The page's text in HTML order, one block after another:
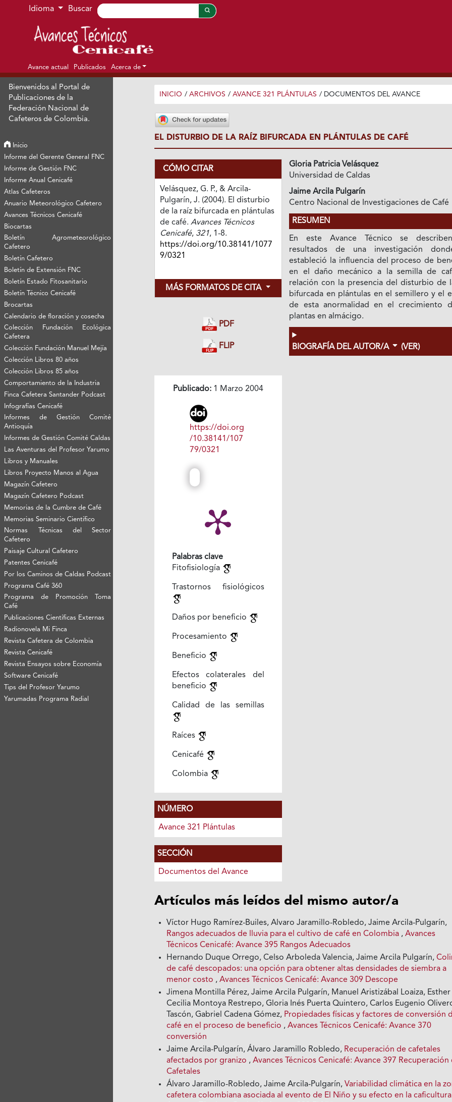
Ir al menú de navegación principal
Ir al contenido principal
Ir al pie de página del sitio
Idioma Buscar
Avance actual Publicados Acerca de
Bienvenidos al Portal de
Publicaciones de la
Federación Nacional de
Cafeteros de Colombia.
Inicio
Informe del Gerente General FNC
Informe de Gestión FNC
Informe Anual Cenicafé
Atlas Cafeteros
Anuario Meteorológico Cafetero
Avances Técnicos Cenicafé
Biocartas
Boletín Agrometeorológico
Cafetero
Boletín Cafetero
Boletín de Extensión FNC
Boletín Estado Fitosanitario
Boletín Técnico Cenicafé
Brocartas
Calendario de floración y cosecha
Colección Fundación Ecológica
Cafetera
Colección Fundación Manuel Mejía
Colección Libros 80 años
Colección Libros 85 años
Comportamiento de la Industria
Finca Cafetera Santander Podcast
Infografías Cenicafé
Informes de Gestión Comité
Antioquía
Informes de Gestión Comité Caldas
Las Aventuras del Profesor Yarumo
Libros y Manuales
Libros Proyecto Manos al Agua
Magazín Cafetero
Magazín Cafetero Podcast
Memorias de la Cumbre de Café
Memorias Seminario Científico
Normas Técnicas del Sector
Cafetero
Paisaje Cultural Cafetero
Patentes Cenicafé
Por los Caminos de Caldas Podcast
Programa Café 360
Programa de Promoción Toma
Café
Publicaciones Científicas Externas
Radionovela Mi Finca
Revista Cafetera de Colombia
Revista Cenicafé
Revista Ensayos sobre Economía
Software Cenicafé
Tips del Profesor Yarumo
Yarumadas Programa Radial
INICIO / ARCHIVOS / AVANCE 321 PLÁNTULAS / DOCUMENTOS DEL AVANCE
EL DISTURBIO DE LA RAÍZ BIFURCADA EN PLÁNTULAS DE CAFÉ
CÓMO CITAR
Velásquez, G. P., & Arcila-
Pulgarín, J. (2004). El disturbio
de la raíz bifurcada en plántulas
de café. Avances Técnicos
Cenicafé, 321, 1-8.
https://doi.org/10.38141/1077
9/0321
MÁS FORMATOS DE CITA
PDF
FLIP
Publicado:1 Marzo 2004
https://doi.org
/10.38141/107
79/0321
Palabras clave
Fitofisiología
Trastornos fisiológicos
Daños por beneficio
Procesamiento
Beneficio
Efectos colaterales del
beneficio
Calidad de las semillas
Raíces
Cenicafé
Colombia
NÚMERO
Avance 321 Plántulas
SECCIÓN
Documentos del Avance
Gloria Patricia Velásquez
Universidad de Caldas
Jaime Arcila Pulgarín
Centro Nacional de Investigaciones de Café
RESUMEN
En este Avance Técnico se
resultados de una investigación
estableció la influencia del proceso de
en el daño mecánico a la semilla de
relación con la presencia del disturbio de
bifurcada en plántulas en el semillero y el
de esta anormalidad en el crecimiento
plantas en almácigo.
BIOGRAFÍA DEL AUTOR/A (VER)
Artículos más leídos del mismo autor/a
Víctor Hugo Ramírez-Builes, Alvaro Jaramillo-Robledo, Jaime Arcila-Pulgarín,
Rangos adecuados de lluvia para el cultivo de café en Colombia ,Avances
Técnicos Cenicafé: Avance 395 Rangos Adecuados
Hernando Duque Orrego, Celso Arboleda Valencia, Jaime Arcila Pulgarín,
de café descopados: una opción para obtener altas densidades de siembra a
menor costo ,Avances Técnicos Cenicafé: Avance 309 Descope
Jimena Montilla Pérez, Jaime Arcila Pulgarín, Manuel Aristizábal Loaiza, Esther
Cecilia Montoya Restrepo, Gloria Inés Puerta Quintero, Carlos Eugenio
Tascón, Gabriel Cadena Gómez, Propiedades físicas y factores de conversión
café en el proceso de beneficio ,Avances Técnicos Cenicafé: Avance 370
conversión
Jaime Arcila-Pulgarín, Álvaro Jaramillo Robledo, Recuperación de cafetales
afectados por granizo ,Avances Técnicos Cenicafé: Avance 397 Recuperación
Cafetales
Álvaro Jaramillo-Robledo, Jaime Arcila-Pulgarín,Variabilidad climática en la
cafetera colombiana asociada al evento de El Niño y su efecto en la caficultura